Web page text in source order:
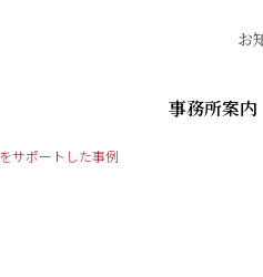
お
事務所案内
サポートした事例